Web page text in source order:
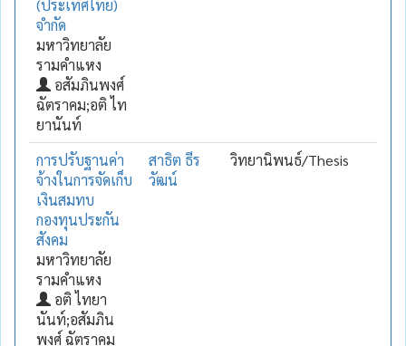
(ประเทศไทย)
จำกัด
มหาวิทยาลัย
รามคำแหง
อสัมภินพงศ์
ฉัตราคม;อติ ไท
ยานันท์
การปรับฐานค่า
จ้างในการจัดเก็บ
เงินสมทบ
กองทุนประกัน
สังคม
มหาวิทยาลัย
รามคำแหง
อติ ไทยา
นันท์;อสัมภิน
พงศ์ ฉัตราคม
สาธิต ธีร
วัฒน์
วิทยานิพนธ์/Thesis